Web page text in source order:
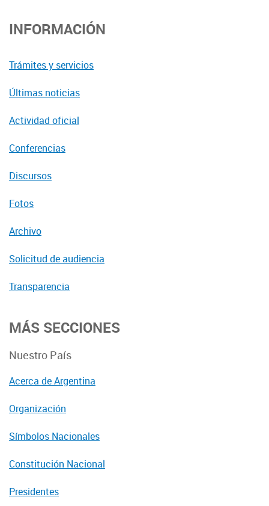
INFORMACIÓN
Trámites y servicios
Últimas noticias
Actividad oficial
Conferencias
Discursos
Fotos
Archivo
Solicitud de audiencia
Transparencia
MÁS SECCIONES
Nuestro País
Acerca de Argentina
Organización
Símbolos Nacionales
Constitución Nacional
Presidentes